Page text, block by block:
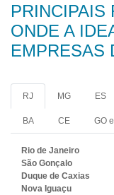
PRINCIPAIS
ONDE A
EMPRESAS
RJ MG ES
BA CE GO
Rio de Janeiro
São Gonçalo
Duque de Caxias
Nova Iguaçu